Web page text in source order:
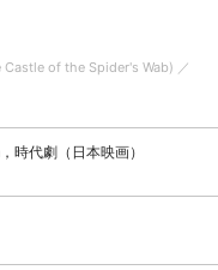
of the Spider's Wab) ／
時代劇（日本映画）